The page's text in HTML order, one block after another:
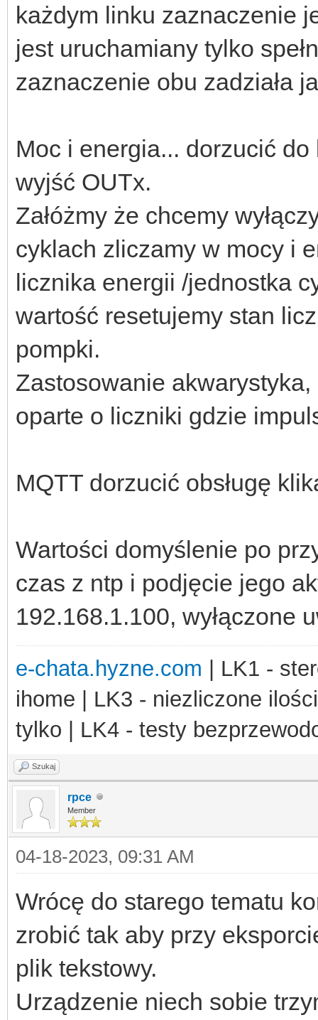
każdym linku zaznaczenie
jest uruchamiany tylko
zaznaczenie obu zadziała
Moc i energia... dorzucić
wyjść OUTx.
Załóżmy że chcemy
cyklach zliczamy w mocy i
licznika energii /jednostka
wartość resetujemy stan
pompki.
Zastosowanie
oparte o liczniki gdzie
MQTT dorzucić obsługę
Wartości domyślenie po
czas z ntp i podjęcie jego
192.168.1.100, wyłączone
e-chata.hyzne.com | LK1 -
ihome | LK3 - niezliczone
tylko | LK4 - testy
Szukaj
rpce
Member
04-18-2023, 09:31 AM
Wrócę do starego tematu
zrobić tak aby przy
plik tekstowy.
Urządzenie niech sobie